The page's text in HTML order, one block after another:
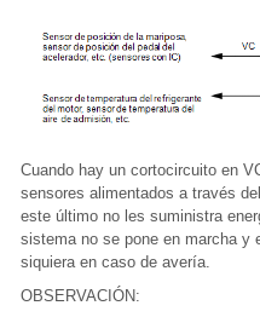
Cuando hay un cortocircuito en
sensores alimentados a través
este último no les suministra
sistema no se pone en marcha y
siquiera en caso de avería.
OBSERVACIÓN: